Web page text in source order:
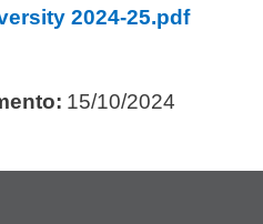
2024-25.pdf
15/10/2024